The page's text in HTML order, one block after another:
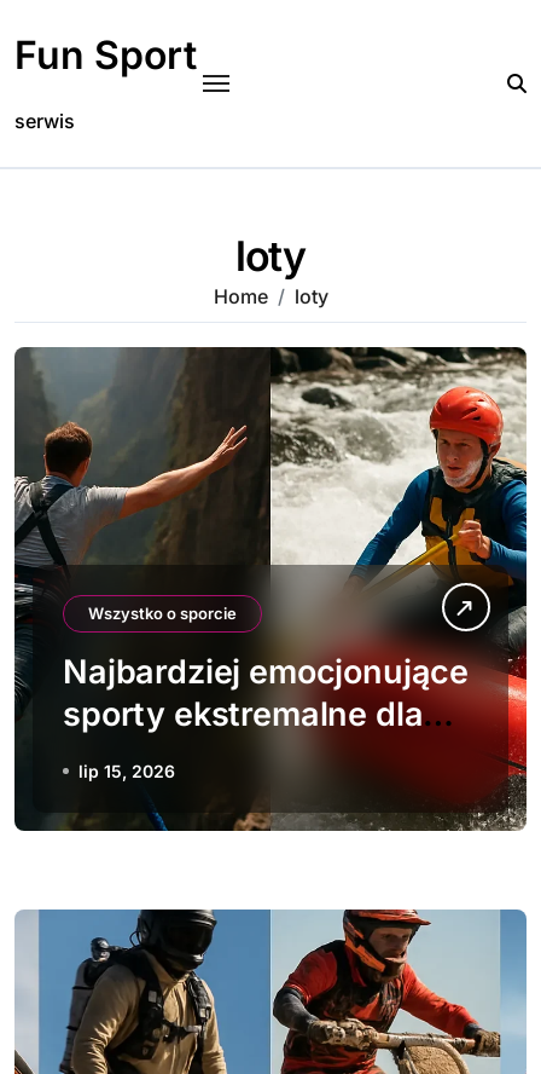
content
Fun Sport
serwis
loty
Home loty
Wszystko o sporcie
Najbardziej emocjonujące
sporty ekstremalne dla
dwóch osób
lip 15, 2026